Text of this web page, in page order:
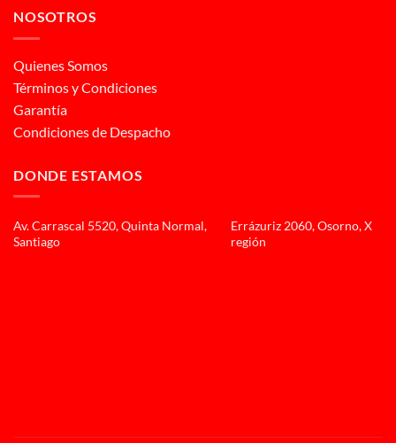
NOSOTROS
Quienes Somos
Términos y Condiciones
Garantía
Condiciones de Despacho
DONDE ESTAMOS
Av. Carrascal 5520, Quinta Normal,
Santiago
Errázuriz 2060, Osorno, X
región